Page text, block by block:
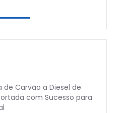
de Carvão a Diesel de
com Sucesso para